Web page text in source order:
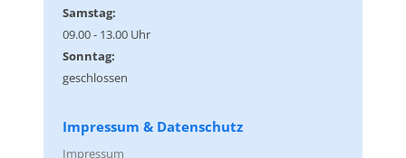
Samstag:
09.00 - 13.00 Uhr
Sonntag:
geschlossen
Impressum & Datenschutz
Impressum